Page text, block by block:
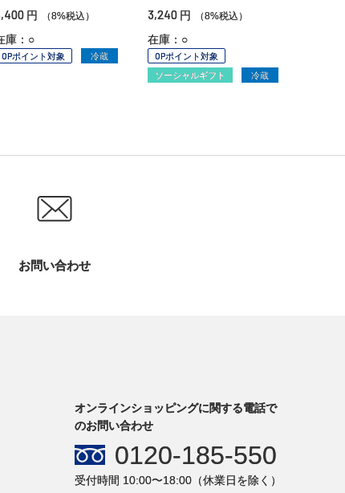
円 （8%税込）
庫：○
OPポイント対象 冷蔵
3,240 円 （8%税込）
在庫：○
OPポイント対象
ソーシャルギフト
冷蔵
お問い合わせ
オンラインショッピングに関する電話で
のお問い合わせ
0120-185-550
受付時間 10:00〜18:00（休業日を除く）